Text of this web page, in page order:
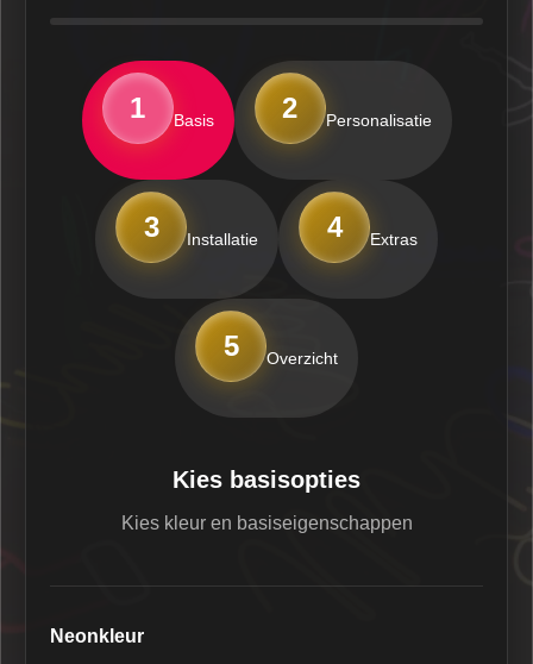
1 Basis 2 Personalisatie
3 Installatie 4 Extras
5 Overzicht
Kies basisopties
Kies kleur en basiseigenschappen
Neonkleur